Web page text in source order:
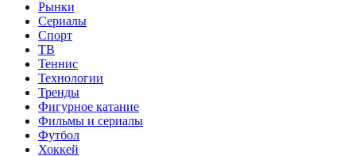
Рынки
Сериалы
Спорт
ТВ
Теннис
Технологии
Тренды
Фигурное катание
Фильмы и сериалы
Футбол
Хоккей